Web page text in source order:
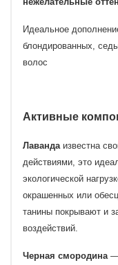
Идеальное
блондированных,
волос
Активные
Лавандаизвестна
действиями, это
экологической
окрашенных или
танины покрывают и
воздействий.
Черная смородина —